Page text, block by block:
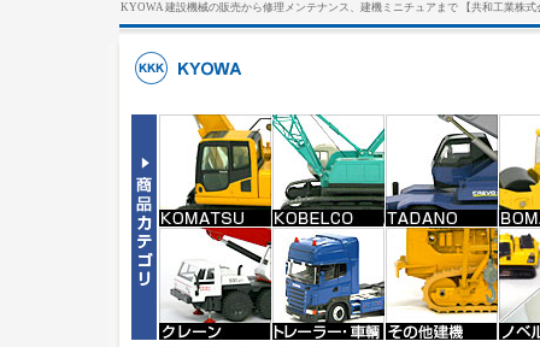
KYOWA 建設機械の販売から修理メンテナンス、建機ミニチュアまで 【共和工業株式